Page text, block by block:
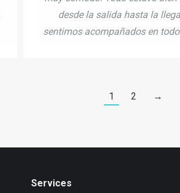
desde la salida hasta la
sentimos acompañados en
1 2 →
Services